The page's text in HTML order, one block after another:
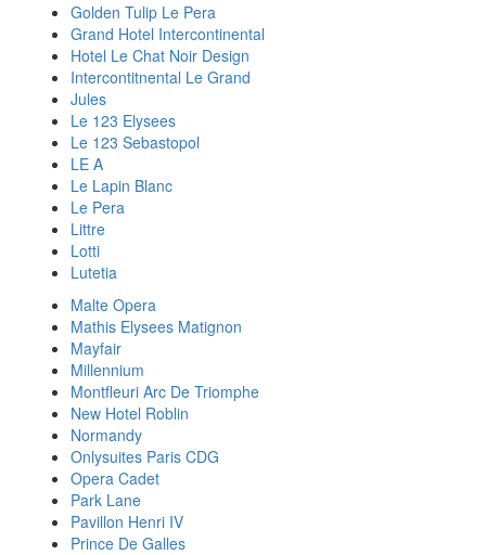
Golden Tulip Le Pera
Grand Hotel Intercontinental
Hotel Le Chat Noir Design
Intercontitnental Le Grand
Jules
Le 123 Elysees
Le 123 Sebastopol
LE A
Le Lapin Blanc
Le Pera
Littre
Lotti
Lutetia
Malte Opera
Mathis Elysees Matignon
Mayfair
Millennium
Montfleuri Arc De Triomphe
New Hotel Roblin
Normandy
Onlysuites Paris CDG
Opera Cadet
Park Lane
Pavillon Henri IV
Prince De Galles